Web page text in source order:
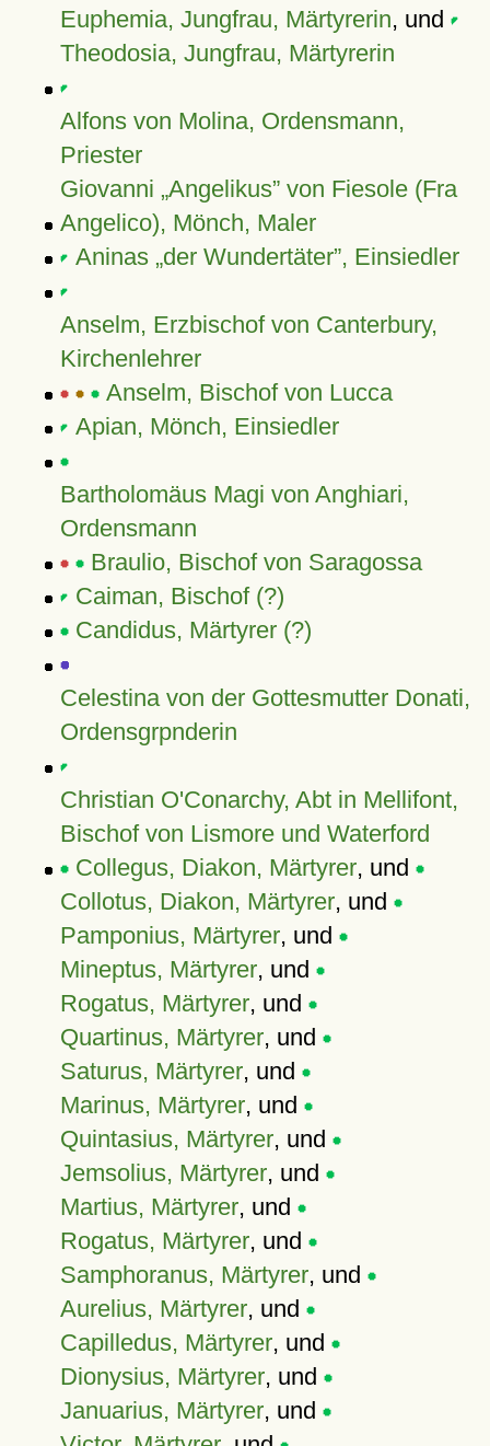
Euphemia, Jungfrau, Märtyrerin, und
Theodosia, Jungfrau, Märtyrerin
Alfons von Molina, Ordensmann,
Priester
Giovanni Angelikus von Fiesole (Fra
Angelico), Mönch, Maler
Aninas der Wundertäter , Einsiedler
Anselm, Erzbischof von Canterbury,
Kirchenlehrer
Anselm, Bischof von Lucca
Apian, Mönch, Einsiedler
Bartholomäus Magi von Anghiari,
Ordensmann
Braulio, Bischof von Saragossa
Caiman, Bischof (?)
Candidus, Märtyrer (?)
Celestina von der Gottesmutter Donati,
Ordensgrpnderin
Christian O'Conarchy, Abt in Mellifont,
Bischof von Lismore und Waterford
Collegus, Diakon, Märtyrer, und
Collotus, Diakon, Märtyrer, und
Pamponius, Märtyrer, und
Mineptus, Märtyrer, und
Rogatus, Märtyrer, und
Quartinus, Märtyrer, und
Saturus, Märtyrer, und
Marinus, Märtyrer, und
Quintasius, Märtyrer, und
Jemsolius, Märtyrer, und
Martius, Märtyrer, und
Rogatus, Märtyrer, und
Samphoranus, Märtyrer, und
Aurelius, Märtyrer, und
Capilledus, Märtyrer, und
Dionysius, Märtyrer, und
Januarius, Märtyrer, und